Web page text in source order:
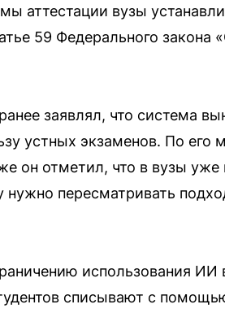
аттестации вузы
59 Федерального закона
заявлял, что система
устных экзаменов. По его
он отметил, что в вузы уже
пересматривать
использования ИИ
списывают с